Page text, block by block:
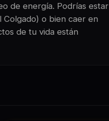
de energía. Podrías estar
Colgado) o bien caer en
de tu vida están